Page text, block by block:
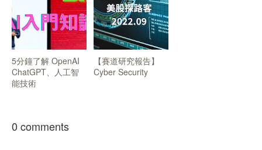
5分鐘了解 OpenAI
ChatGPT、人工智
能技術
【賽道研究報告】
Cyber Security
0 comments